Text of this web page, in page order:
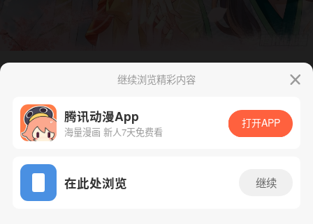
App免费看
腾漫App免费看
继续浏览精彩内容
腾讯动漫App
海量漫画 新人7天免费看
打开APP
在此处浏览 继续